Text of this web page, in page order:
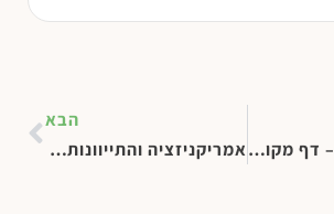
משמעות האור – דף מקורות
הבא
אמריקניזציה והתייוונות – דף מקורות